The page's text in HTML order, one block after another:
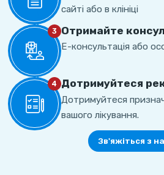
сайті або в клініці
3 Отримайте
Е-консультація або
4 Дотримуйтеся
Дотримуйтеся
вашого лікування.
Зв'яжіться з